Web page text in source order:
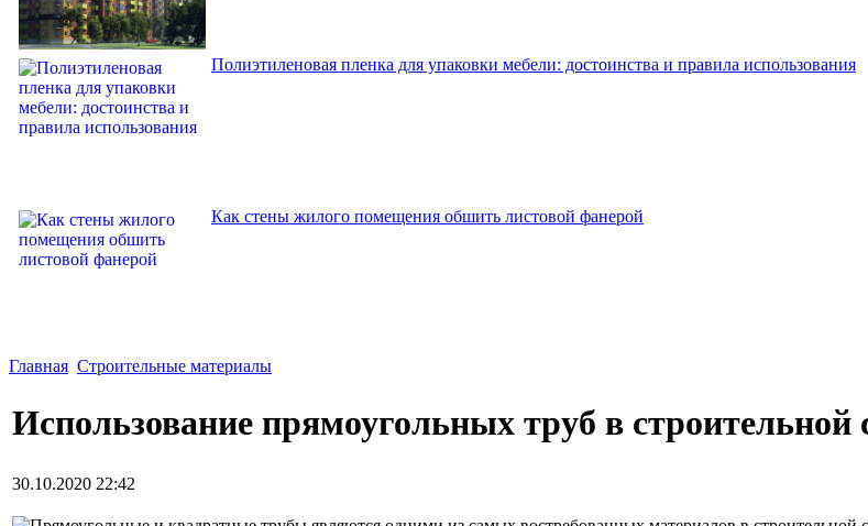
Полиэтиленовая пленка для упаковки мебели: достоинства и правила использования
Как стены жилого помещения обшить листовой фанерой
Главная Строительные материалы
Использование прямоугольных труб в строительной
30.10.2020 22:42